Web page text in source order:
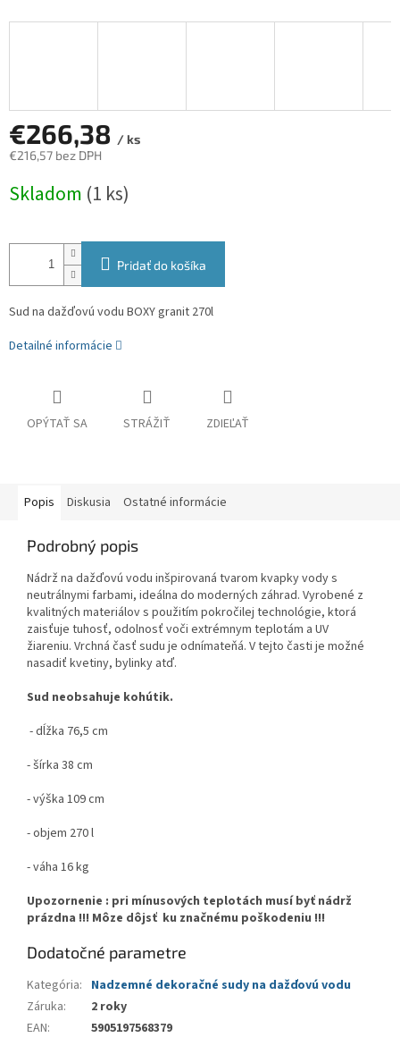
€266,38 / ks
€216,57 bez DPH
cena:
Skladom (1 ks)
Pridať do košíka
Sud na dažďovú vodu BOXY granit 270l
Detailné informácie
OPÝTAŤ SA STRÁŽIŤ ZDIEĽAŤ
Popis Diskusia Ostatné informácie
Podrobný popis
Nádrž na dažďovú vodu inšpirovaná tvarom kvapky vody s
neutrálnymi farbami, ideálna do moderných záhrad. Vyrobené z
kvalitných materiálov s použitím pokročilej technológie, ktorá
zaisťuje tuhosť, odolnosť voči extrémnym teplotám a UV
žiareniu. Vrchná časť sudu je odnímateňá. V tejto časti je možné
nasadiť kvetiny, bylinky atď.
Sud neobsahuje kohútik.
- dĺžka 76,5 cm
- šírka 38 cm
- výška 109 cm
- objem 270 l
- váha 16 kg
Upozornenie : pri mínusových teplotách musí byť nádrž
prázdna !!! Môze dôjsť ku značnému poškodeniu !!!
Dodatočné parametre
Kategória: Nadzemné dekoračné sudy na dažďovú vodu
Záruka:
2 roky
EAN: 5905197568379